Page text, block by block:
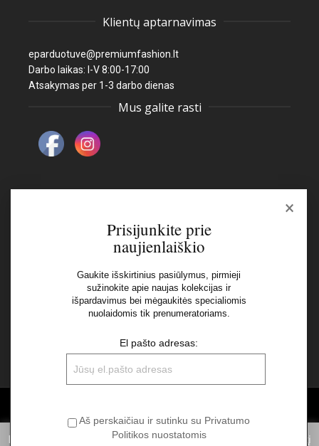
Klientų aptarnavimas
eparduotuve@premiumfashion.lt
Darbo laikas: I-V 8:00-17:00
Atsakymas per 1-3 darbo dienas
Mus galite rasti
Naujienlaiškis
Aš perskaičiau ir sutinku su Privatumo Politikos
Informuojame, kad norėdami suteikti Jums pačią geriausią patirtį
×
Prisijunkite prie
naujienlaiškio
Gaukite išskirtinius pasiūlymus, pirmieji
sužinokite apie naujas kolekcijas ir
išpardavimus bei mėgaukitės specialiomis
nuolaidomis tik prenumeratoriams.
El pašto adresas:
Aš perskaičiau ir sutinku su Privatumo
Politikos nuostatomis